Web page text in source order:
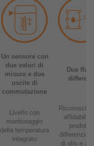
Un sensore con
due valori di
misura e due
uscite di
commutazione
Due
Livello con
monitoraggio
della temperatura
integrato
affidabile
prodotto,
di olio e